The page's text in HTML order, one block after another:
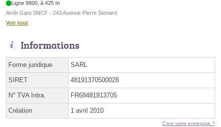
Ligne 9800, à 425 m
Arrêt Gare SNCF - 243 Avenue Pierre Semard
Voir tout
Informations
Forme juridique SARL
SIRET 48191370500028
N° TVA Intra. FR68481913705
Création 1 avril 2010
C'est votre entreprise ?